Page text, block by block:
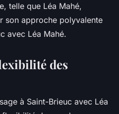
telle que Léa Mahé,
son approche polyvalente
avec Léa Mahé.
des
à Saint-Brieuc avec Léa